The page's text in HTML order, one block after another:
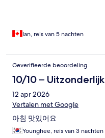
Ian, reis van 5 nachten
Geverifieerde beoordeling
10/10 – Uitzonderlijk
12 apr 2026
Vertalen met Google
아침 맛있어요
Younghee, reis van 3 nachten